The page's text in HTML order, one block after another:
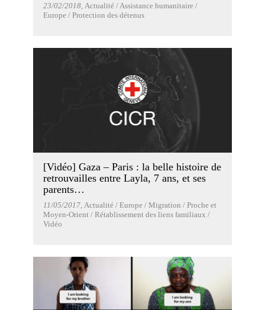
23/02/2018, Actualité / Assistance humanitaire /
Europe / Protection des détenus
[Vidéo] Gaza – Paris : la belle histoire de
retrouvailles entre Layla, 7 ans, et ses
parents…
11/05/2017, Actualité / Europe / Migration / Proche et
Moyen-Orient / Rétablissement des liens familiaux /
Vidéo